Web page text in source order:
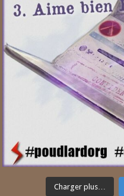
Charger plus…